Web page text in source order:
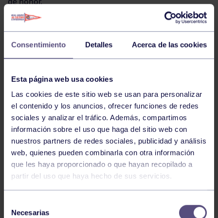
Consentimiento Detalles Acerca de las cookies
Esta página web usa cookies
Las cookies de este sitio web se usan para personalizar
el contenido y los anuncios, ofrecer funciones de redes
sociales y analizar el tráfico. Además, compartimos
información sobre el uso que haga del sitio web con
nuestros partners de redes sociales, publicidad y análisis
web, quienes pueden combinarla con otra información
que les haya proporcionado o que hayan recopilado a
partir del uso que haya hecho de sus servicios.
Necesarias
absoluta sobresalió la actuación de Mónica Álvarez
Alonso, que se proclamó campeona de Asturias en las
firmando un brillante doblete.
También lograron el subcampeonato de Asturias Pilar
Rivaya Figaredo en los 3.000 metros obstáculos, Juan
Carlos Valcárcel Llorca en los 800 metros lisos y Pablo
Jeremías en lanzamiento de peso.
Por su parte, Gonzalo Díaz Simal consiguió dos
Además, el relevo masculino 4×100 metros formado